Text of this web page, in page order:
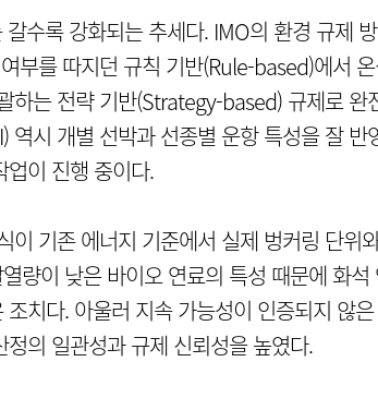
수록 강화되는 추세다. IMO의 환경 규제
부를 따지던 규칙 기반(Rule-based)에서
하는 전략 기반(Strategy-based) 규제로 완
역시 개별 선박과 선종별 운항 특성을 잘 반
이 진행 중이다.
기존 에너지 기준에서 실제 벙커링 단위
량이 낮은 바이오 연료의 특성 때문에 화석
치다. 아울러 지속 가능성이 인증되지 않
의 일관성과 규제 신뢰성을 높였다.